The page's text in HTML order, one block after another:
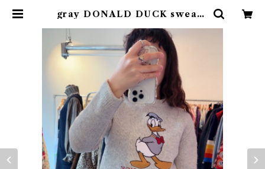
gray DONALD DUCK sweate